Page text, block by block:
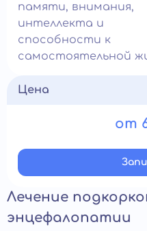
памяти, внимания,
интеллекта и
способности к
самостоятельной
Цена
от
Лечение
энцефалопатии